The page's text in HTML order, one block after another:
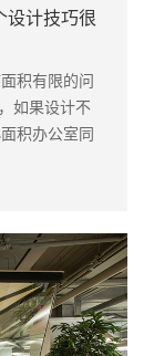
设计技巧很
积有限的问
如果设计不
积办公室同